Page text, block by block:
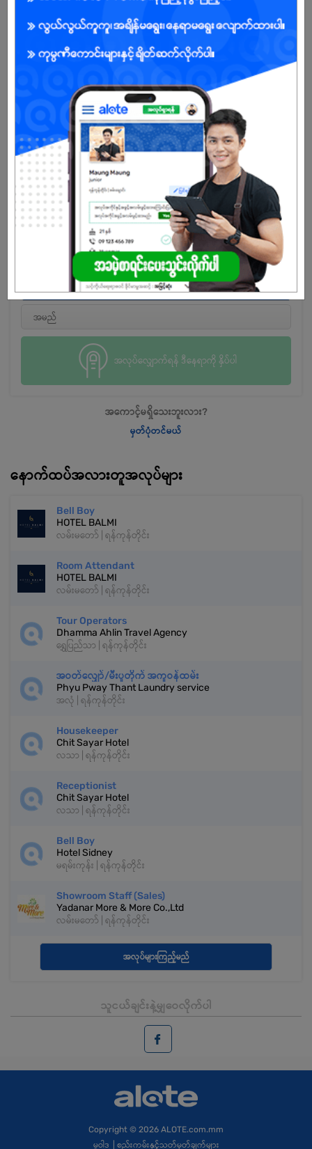
အခွင့်အရေးရှိသူ : ကျား/မ
အလုပ်လျှောက်ရန် ဒီနေရာကို နှိပ်ပါ
အကောင့်မရှိသေးဘူးလား?
မှတ်ပုံတင်မယ်
နောက်ထပ်အလားတူအလုပ်များ
Bell Boy
HOTEL BALMI
လမ်းမတော် | ရန်ကုန်တိုင်း
Room Attendant
HOTEL BALMI
လမ်းမတော် | ရန်ကုန်တိုင်း
Tour Operators
Dhamma Ahlin Travel Agency
ရွှေပြည်သာ | ရန်ကုန်တိုင်း
အဝတ်လျှော်/မီးပူတိုက် အကူဝန်ထမ်း
Phyu Pway Thant Laundry service
အလုံ | ရန်ကုန်တိုင်း
Housekeeper
Chit Sayar Hotel
လသာ | ရန်ကုန်တိုင်း
Receptionist
Chit Sayar Hotel
လသာ | ရန်ကုန်တိုင်း
Bell Boy
Hotel Sidney
မရမ်းကုန်း | ရန်ကုန်တိုင်း
Showroom Staff (Sales)
Yadanar More & More Co.,Ltd
လမ်းမတော် | ရန်ကုန်တိုင်း
အလုပ်များကြည့်မည်
သူငယ်ချင်းနဲ့မျှဝေလိုက်ပါ
Copyright © 2026 ALOTE.com.mm
မူဝါဒ
စည်းကမ်းနှင့်သတ်မှတ်ချက်များ